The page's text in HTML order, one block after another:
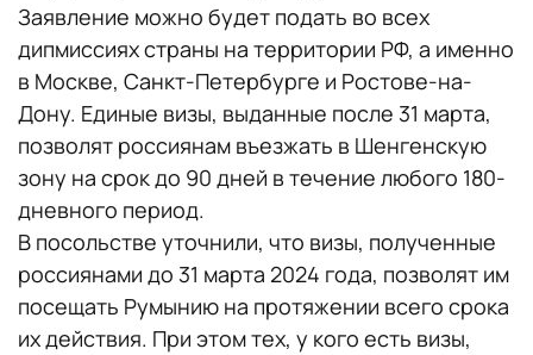
Заявление можно будет подать во всех
дипмиссиях страны на территории РФ, а именно
в Москве, Санкт-Петербурге и Ростове-на-
Дону. Единые визы, выданные после 31 марта,
позволят россиянам въезжать в Шенгенскую
зону на срок до 90 дней в течение любого 180-
дневного период.
В посольстве уточнили, что визы, полученные
россиянами до 31 марта 2024 года, позволят им
посещать Румынию на протяжении всего срока
их действия. При этом тех, у кого есть визы,